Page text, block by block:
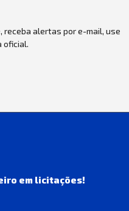
receba alertas por e-mail, use
oficial.
em licitações!